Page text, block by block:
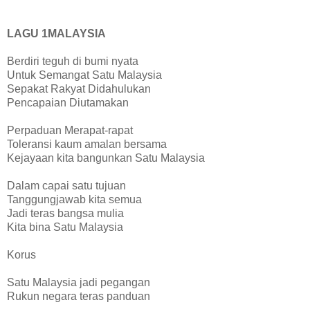
LAGU 1MALAYSIA
Berdiri teguh di bumi nyata
Untuk Semangat Satu Malaysia
Sepakat Rakyat Didahulukan
Pencapaian Diutamakan
Perpaduan Merapat-rapat
Toleransi kaum amalan bersama
Kejayaan kita bangunkan Satu Malaysia
Dalam capai satu tujuan
Tanggungjawab kita semua
Jadi teras bangsa mulia
Kita bina Satu Malaysia
Korus
Satu Malaysia jadi pegangan
Rukun negara teras panduan